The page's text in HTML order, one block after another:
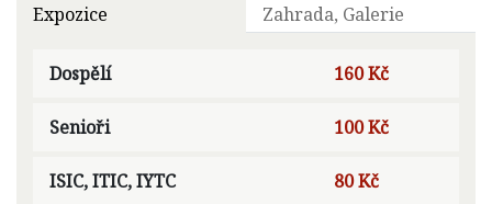
Expozice Zahrada, Galerie
Dospělí 160 Kč
Senioři 100 Kč
ISIC, ITIC, IYTC 80 Kč